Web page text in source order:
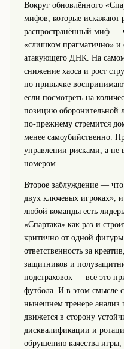
Вокруг обновлённого
мифов, которые искажают
распространённый миф —
«слишком прагматично» и
атакующего ДНК. На
снижение хаоса и рост
по привычке
если посмотреть на
позицию оборонительной
по‑прежнему стремится
менее самоубийственно.
управлении рисками, а не
номером.
Второе заблуждение — что
двух ключевых игроках»,
любой команды есть
«Спартака» как раз и
критично от одной
ответственность за
защитников и
подстраховок — всё это
футбола. И в этом смысле
нынешнем тренере анализ
движется в сторону
дисквалификации и
обрушению качества игры,